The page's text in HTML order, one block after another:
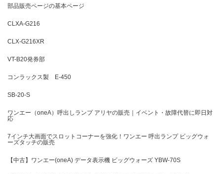
部品販売ページの基本ページ
CLXA-G216
CLX-G216XR
VT-B20発券部
コンラックス製 E-450
SB-20-S
ワンエー（oneA）呼出しランプ アリヤの販売｜イベント・故障代替に即日対
応
7インチ大画面でスロットコーナーを強化！ワンエー 呼出ランプ ビッグウォ
ーズタッチの販売
【中古】ワンエー(oneA) データ表示機 ビッグウォーズ YBW-70S